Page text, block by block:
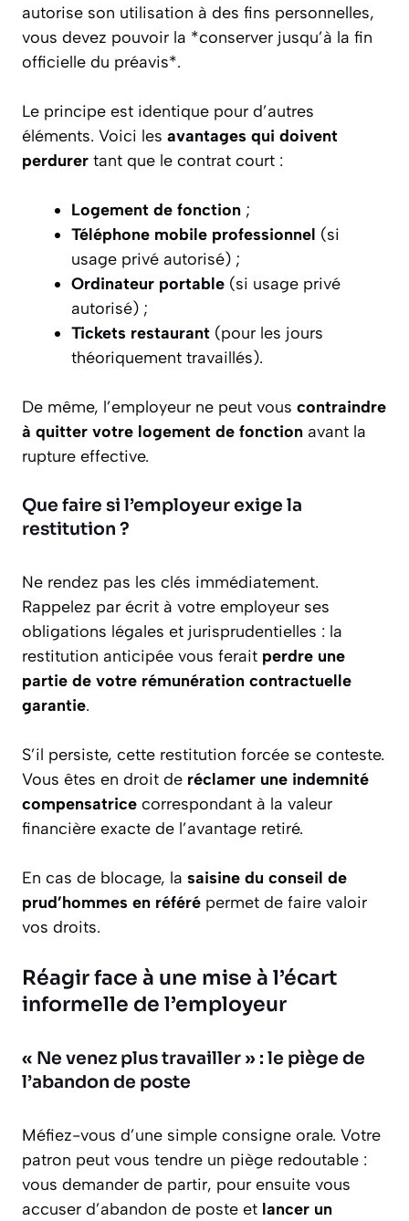
autorise son utilisation à des fins personnelles,
vous devez pouvoir la *conserver jusqu’à la fin
officielle du préavis*.
Le principe est identique pour d’autres
éléments. Voici les avantages qui doivent
perdurer tant que le contrat court :
Logement de fonction ;
Téléphone mobile professionnel (si
usage privé autorisé) ;
Ordinateur portable (si usage privé
autorisé) ;
Tickets restaurant (pour les jours
théoriquement travaillés).
De même, l’employeur ne peut vous contraindre
à quitter votre logement de fonction avant la
rupture effective.
Que faire si l’employeur exige la
restitution ?
Ne rendez pas les clés immédiatement.
Rappelez par écrit à votre employeur ses
obligations légales et jurisprudentielles : la
restitution anticipée vous ferait perdre une
partie de votre rémunération contractuelle
garantie.
S’il persiste, cette restitution forcée se conteste.
Vous êtes en droit de réclamer une indemnité
compensatrice correspondant à la valeur
financière exacte de l’avantage retiré.
En cas de blocage, la saisine du conseil de
prud’hommes en référé permet de faire valoir
vos droits.
Réagir face à une mise à l’écart
informelle de l’employeur
« Ne venez plus travailler » : le piège de
l’abandon de poste
Méfiez-vous d’une simple consigne orale. Votre
patron peut vous tendre un piège redoutable :
vous demander de partir, pour ensuite vous
accuser d’abandon de poste et lancer un